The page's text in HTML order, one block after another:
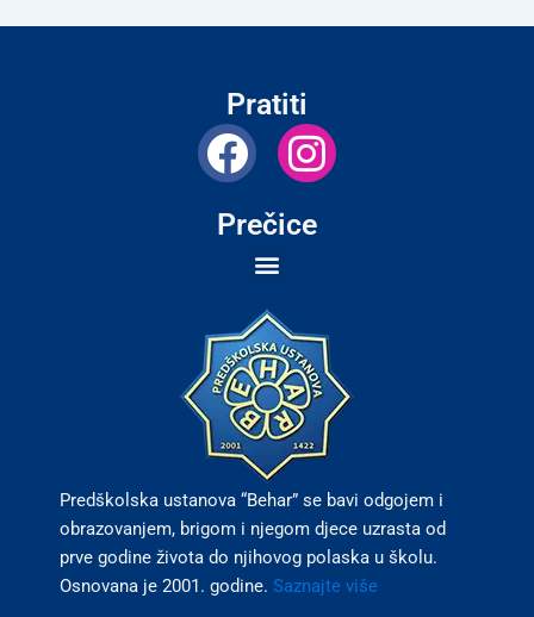
Pratiti
F
a
c
b
o
o
k
I
n
s
g
r
a
m
Prečice
Predškolska ustanova “Behar” se bavi odgojem i
obrazovanjem, brigom i njegom djece uzrasta od
prve godine života do njihovog polaska u školu.
Osnovana je 2001. godine. Saznajte više